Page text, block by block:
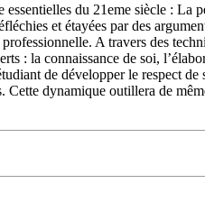
du 21eme siècle :
et étayées par des
A travers des
: la connaissance de soi,
de développer le respect
dynamique outillera de